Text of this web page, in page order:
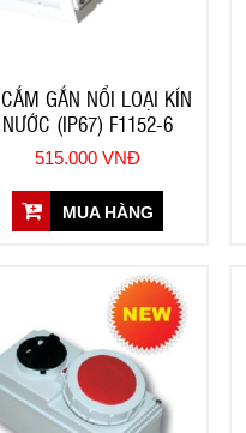
GẮN NỔI LOẠI KÍN
NƯỚC (IP67) F1152-6
515.000 VNĐ
MUA HÀNG